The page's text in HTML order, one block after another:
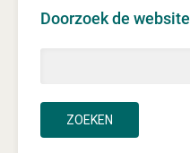
Doorzoek de website